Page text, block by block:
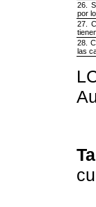
26.
por
27.
28.
las